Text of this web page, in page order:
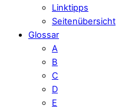
Linktipps
Seitenübersicht
Glossar
A
B
C
D
E